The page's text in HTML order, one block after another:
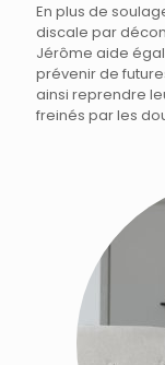
En plus de
discale par
Jérôme aide
prévenir de
ainsi reprendre
freinés par les